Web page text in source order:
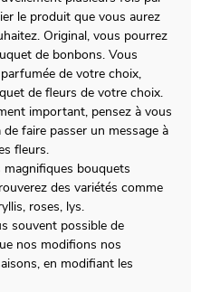
le produit que vous aurez
Original, vous pourrez
de bonbons. Vous
de votre choix,
de fleurs de votre choix.
important, pensez à vous
faire passer un message à
fleurs.
bouquets
des variétés comme
roses, lys.
souvent possible de
nos modifions nos
en modifiant les